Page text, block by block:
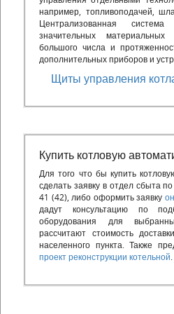
например, топливоподачей,
Централизованная
значительных
большого числа и
дополнительных приборов и
Щиты управления
Купить котловую
Для того что бы купить
сделать заявку в отдел сбыта
41 (42), либо оформить заявку
дадут консультацию по
оборудования для
рассчитают стоимость
населенного пункта. Также
проект реконструкции котельной.